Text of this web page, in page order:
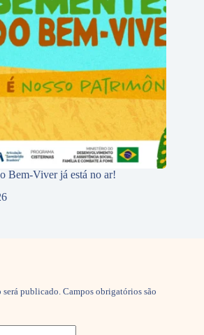
Bem-Viver já está no ar!
será publicado. Campos obrigatórios são